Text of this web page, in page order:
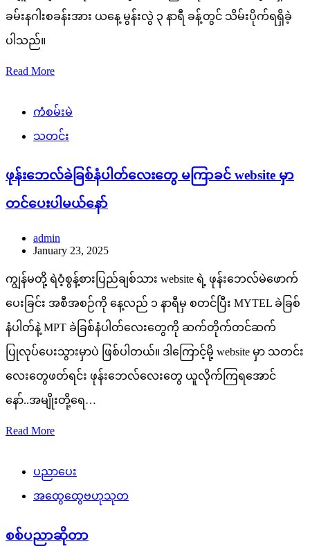
ခမ်းနဂါးစခန်းအား ယနေ့ မွန်းလွဲ ၃ နာရီ ခန့်တွင် သိမ်းပိုက်ရရှိခဲ့
ပါသည်။
Read More
ကံစမ်းမဲ
သတင်း
ဖုန်းဘေလ်ခဲခြစ်နံပါတ်လေးတွေ မကြာခင် website မှာ
တင်ပေးပါမယ်နော်
admin
January 23, 2025
ကျွန်မတို့ ရဲဝံ့စွန့်စားပြည်ချစ်သား website ရဲ့ ဖုန်းဘေလ်မဲဖောက်
ပေးခြင်း အစီအစဉ်ကို နေ့လည် ၁ နာရီမှ စတင်ပြီး MYTEL ခဲခြစ်
နံပါတ်နဲ့ MPT ခဲခြစ်နံပါတ်လေးတွေကို ဆက်တိုက်တင်ဆက်
ပြုလုပ်ပေးသွားမှာပဲ ဖြစ်ပါတယ်။ ဒါကြောင့်မို့ website မှာ သတင်း
လေးတွေဖတ်ရင်း ဖုန်းဘေလ်လေးတွေ ယူလိုက်ကြရအောင်
နော်..အမျိုးတို့ရေ…
Read More
ပညာပေး
အထွေထွေဗဟုသုတ
စစ်ပညာဆိုတာ